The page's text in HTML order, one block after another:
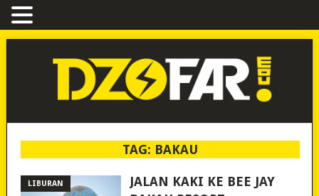
TAG: BAKAU
LIBURAN
JALAN KAKI KE BEE JAY